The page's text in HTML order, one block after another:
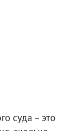
суда – это